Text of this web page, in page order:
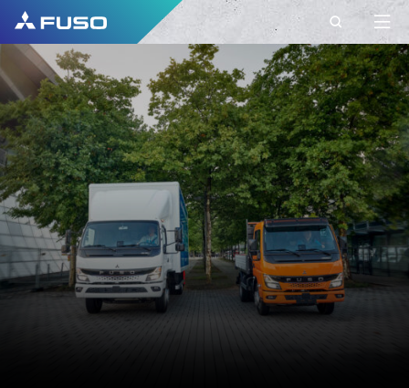
CONTACT
FUSO EUROPE
CONTACT
Heeft u vragen?
Stuur ons uw vraag via dit contactformulier.
VOORNAAM*